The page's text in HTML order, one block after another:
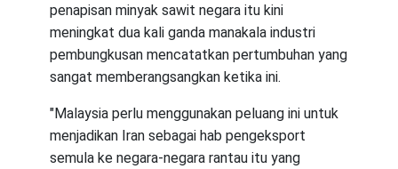
penapisan minyak sawit negara itu kini
meningkat dua kali ganda manakala industri
pembungkusan mencatatkan pertumbuhan yang
sangat memberangsangkan ketika ini.
"Malaysia perlu menggunakan peluang ini untuk
menjadikan Iran sebagai hab pengeksport
semula ke negara-negara rantau itu yang